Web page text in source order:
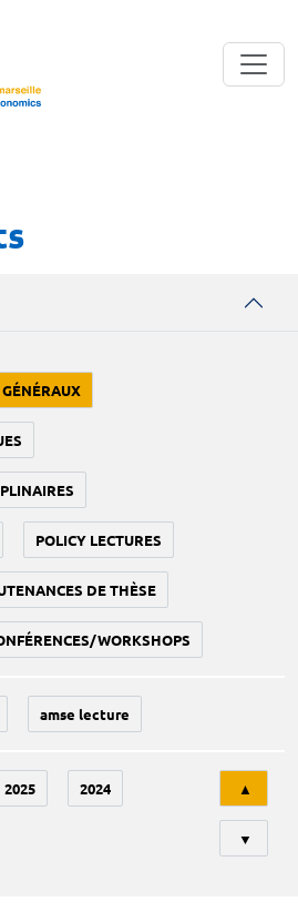
POLICY LECTURES
DE THÈSE
WORKSHOPS
amse lecture
2025 2024 ▲
▼